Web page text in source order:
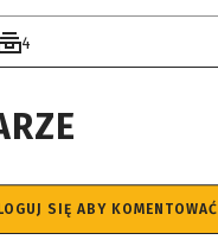
4
SIĘ ABY KOMENTOWAĆ